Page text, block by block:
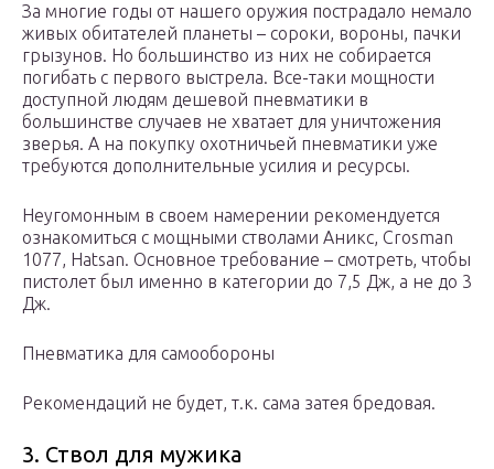
За многие годы от нашего оружия пострадало немало
живых обитателей планеты – сороки, вороны, пачки
грызунов. Но большинство из них не собирается
погибать с первого выстрела. Все-таки мощности
доступной людям дешевой пневматики в
большинстве случаев не хватает для уничтожения
зверья. А на покупку охотничьей пневматики уже
требуются дополнительные усилия и ресурсы.
Неугомонным в своем намерении рекомендуется
ознакомиться с мощными стволами Аникс, Crosman
1077, Hatsan. Основное требование – смотреть, чтобы
пистолет был именно в категории до 7,5 Дж, а не до 3
Дж.
Пневматика для самообороны
Рекомендаций не будет, т.к. сама затея бредовая.
3. Ствол для мужика